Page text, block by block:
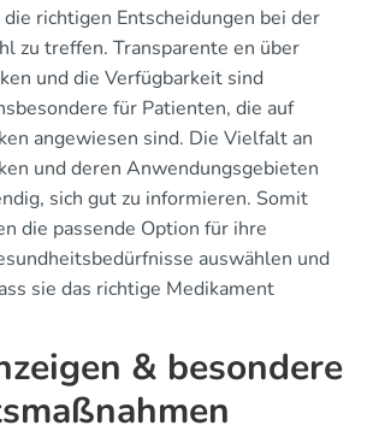
richtigen Entscheidungen bei der
zu treffen. Transparente en über
und die Verfügbarkeit sind
für Patienten, die auf
angewiesen sind. Die Vielfalt an
und deren Anwendungsgebieten
sich gut zu informieren. Somit
die passende Option für ihre
auswählen und
sie das richtige Medikament
& besondere